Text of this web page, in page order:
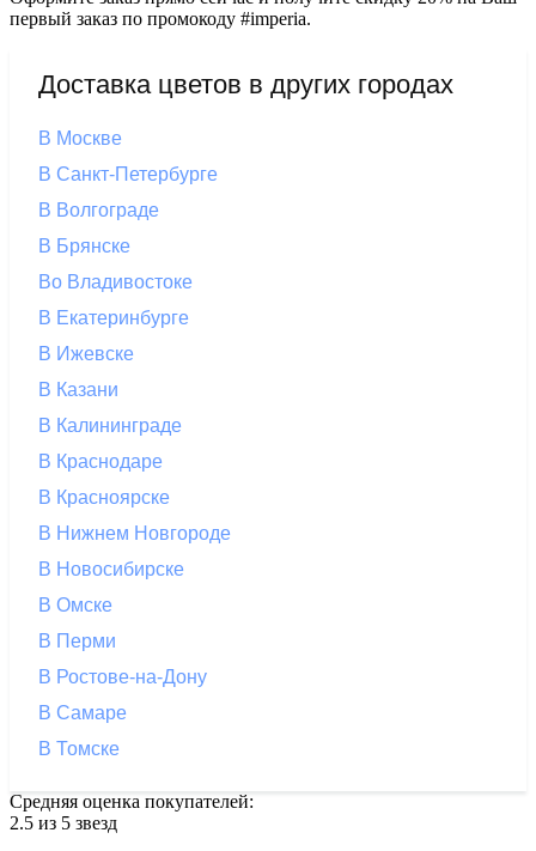
первый заказ по промокоду #imperia.
Доставка цветов в других городах
В Москве
В Санкт-Петербурге
В Волгограде
В Брянске
Во Владивостоке
В Екатеринбурге
В Ижевске
В Казани
В Калининграде
В Краснодаре
В Красноярске
В Нижнем Новгороде
В Новосибирске
В Омске
В Перми
В Ростове-на-Дону
В Самаре
В Томске
Средняя оценка покупателей:
2.5 из 5 звезд